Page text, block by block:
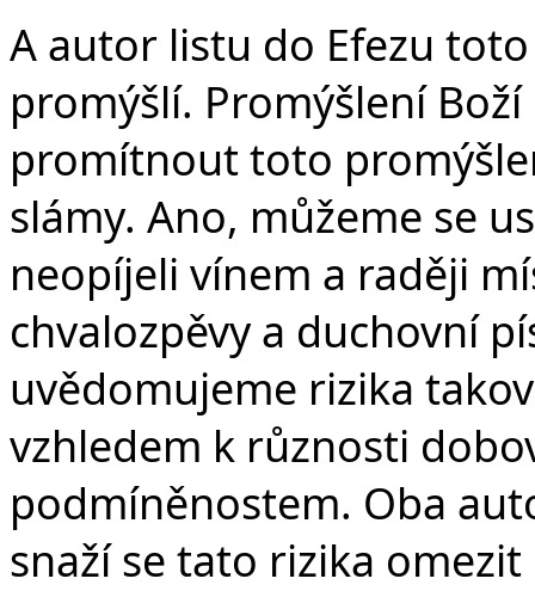
A autor listu do Efezu toto
promýšlí. Promýšlení
promítnout toto
slámy. Ano, můžeme se
neopíjeli vínem a raději
chvalozpěvy a duchovní
uvědomujeme rizika
vzhledem k různosti
podmíněnostem. Oba
snaží se tato rizika